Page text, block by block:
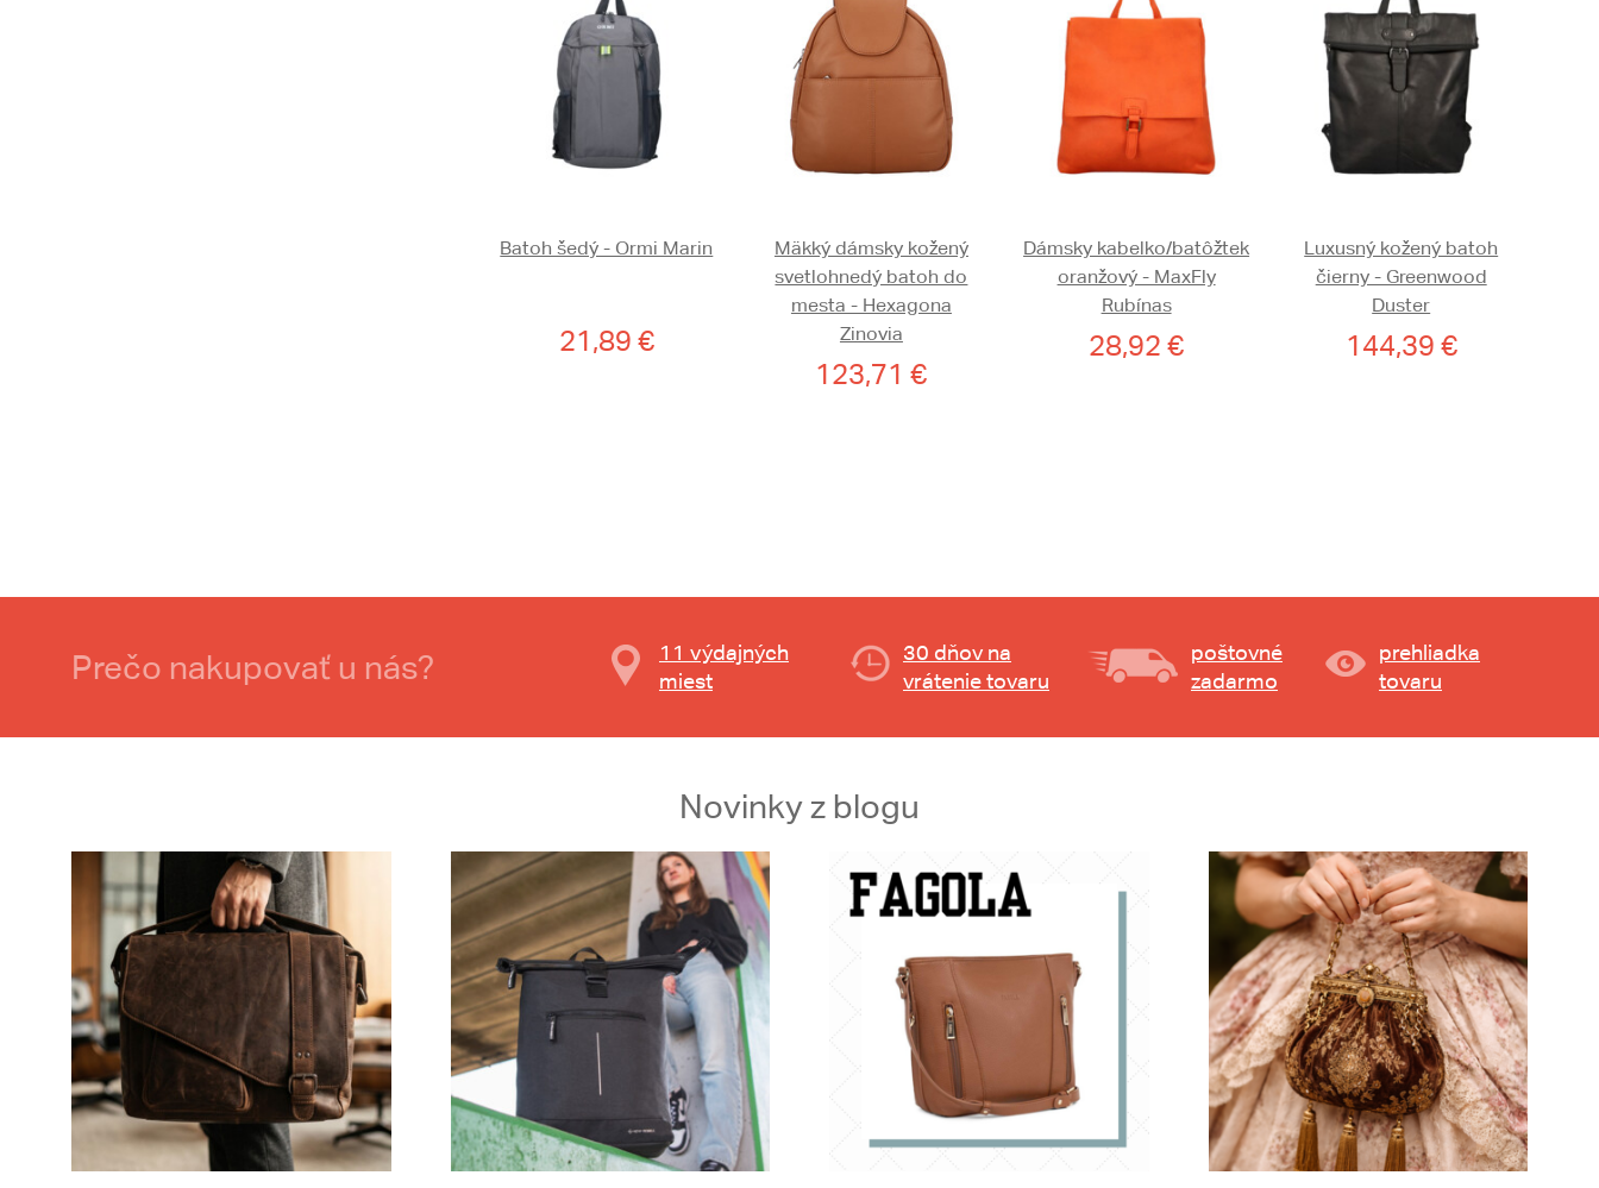
Batoh šedý - Ormi Marin
21,89 €
Mäkký dámsky kožený
svetlohnedý batoh do
mesta - Hexagona
Zinovia
123,71 €
Dámsky kabelko/batôžtek
oranžový - MaxFly
Rubínas
28,92 €
Luxusný kožený batoh
čierny - Greenwood
Duster
144,39 €
Prečo nakupovať u nás?
11 výdajných
miest
30 dňov na
vrátenie tovaru
poštovné
zadarmo
prehliadka
tovaru
Novinky z blogu